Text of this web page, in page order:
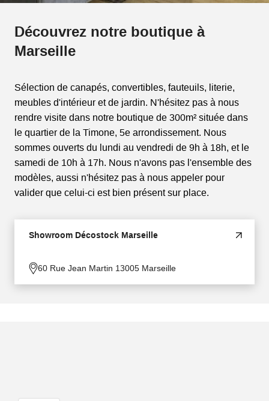
Découvrez notre boutique à
Marseille
Sélection de canapés, convertibles, fauteuils, literie,
meubles d'intérieur et de jardin. N'hésitez pas à nous
rendre visite dans notre boutique de 300m² située dans
le quartier de la Timone, 5e arrondissement. Nous
sommes ouverts du lundi au vendredi de 9h à 18h, et le
samedi de 10h à 17h. Nous n'avons pas l'ensemble des
modèles, aussi n'hésitez pas à nous appeler pour
valider que celui-ci est bien présent sur place.
Showroom Décostock Marseille
60 Rue Jean Martin 13005 Marseille